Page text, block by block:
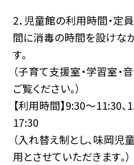
2．児童館の利用時間・定
間に消毒の時間を設けな
す。
（子育て支援室・学習室・
ご覧ください。）
【利用時間】9:30〜11:30
17:30
（入れ替え制とし、味岡
用とさせていただきます。）